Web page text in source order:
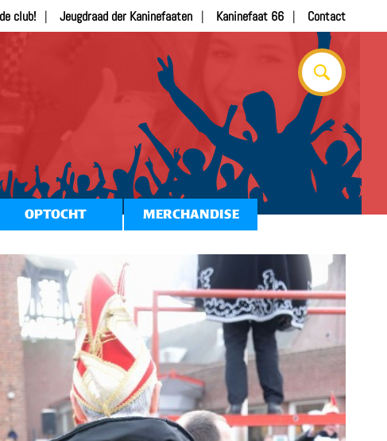
club! Jeugdraad der Kaninefaaten Kaninefaat 66 Contact
OPTOCHT MERCHANDISE